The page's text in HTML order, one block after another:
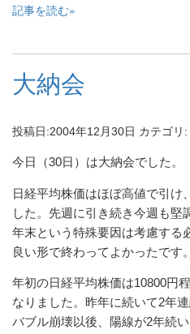
記事を読む
大納会
投稿日:2004年12月30日 カテゴリ:
今日（30日）は大納会でした。
日経平均株価はほぼ高値で引け
した。先週に引き続き今週も堅
年末という特殊要因は考慮する
良い形で終わってよかったです。
年初の日経平均株価は10800円
なりました。昨年に続いて2年連
バブル崩壊以後、陽線が2年続